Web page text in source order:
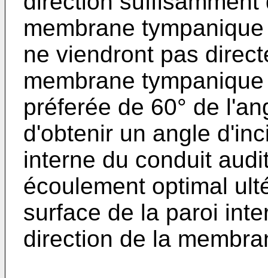
membrane
ne viendront pas
membrane
préferée de 60° de
d'obtenir un angle
interne du conduit
écoulement optimal
surface de la paroi
direction de la